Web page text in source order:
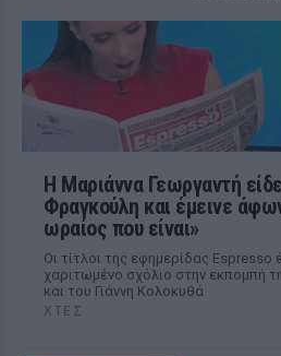
Η Μαριάννα Γεωργαντή
Φραγκούλη και έμεινε
ωραίος που είναι»
Οι τίτλοι της εφημερίδας Espresso
χαριτωμένο σχόλιο στην εκπομπή
και του Γιάννη Κολοκυθά
ΧΤΕΣ